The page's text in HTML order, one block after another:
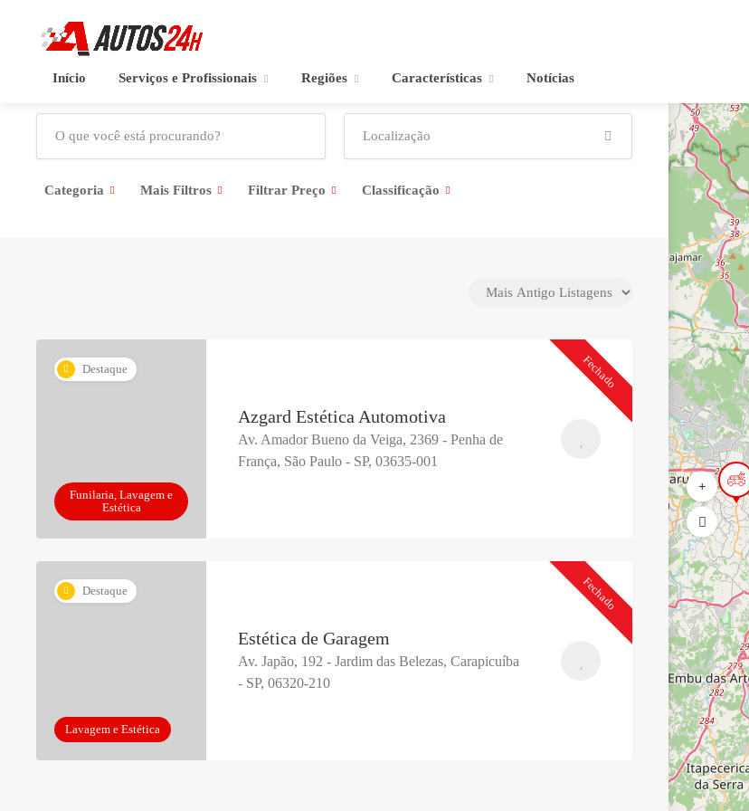
Início Serviços e Profissionais Regiões Características Notícias
Categoria Mais Filtros Filtrar Preço Classificação
Destaque
Funilaria, Lavagem e
Estética
Fechado
Azgard Estética Automotiva
Av. Amador Bueno da Veiga, 2369 - Penha de
França, São Paulo - SP, 03635-001
Destaque
Lavagem e Estética
Fechado
Estética de Garagem
Av. Japão, 192 - Jardim das Belezas, Carapicuíba
- SP, 06320-210